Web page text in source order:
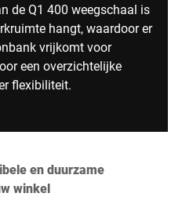
de Q1 400 weegschaal is
hangt, waardoor er
vrijkomt voor
een overzichtelijke
flexibiliteit.
en duurzame
winkel